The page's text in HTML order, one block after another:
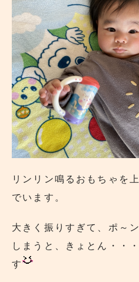
リンリン鳴るおもちゃを
でいます。
大きく振りすぎて、ポ～
しまうと、きょとん・・
す